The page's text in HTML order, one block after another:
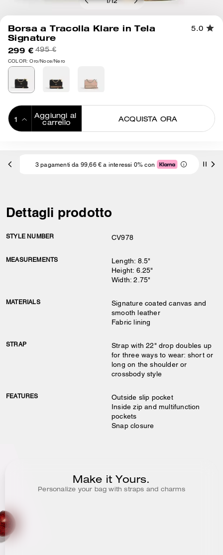
1/12
Borsa a Tracolla Klare in Tela
Signature
5.0
299 € 495 €
COLOR: Oro/Noce/Nero
Aggiungi al
carrello
ACQUISTA ORA
3 pagamenti da 99,66 € a interessi 0% con
Dettagli prodotto
STYLE NUMBER CV978
MEASUREMENTS
Length: 8.5"
Height: 6.25"
Width: 2.75"
MATERIALS
Signature coated canvas and
smooth leather
Fabric lining
STRAP
Strap with 22" drop doubles up
for three ways to wear: short or
long on the shoulder or
crossbody style
FEATURES
Outside slip pocket
Inside zip and multifunction
pockets
Snap closure
Make it Yours.
Personalize your bag with straps and charms